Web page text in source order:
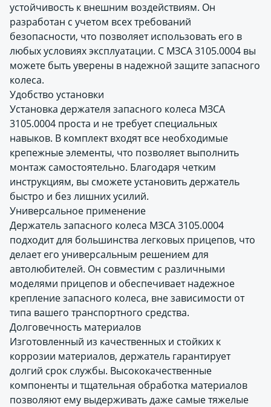
устойчивость к внешним воздействиям. Он
разработан с учетом всех требований
безопасности, что позволяет использовать его в
любых условиях эксплуатации. С МЗСА 3105.0004 вы
можете быть уверены в надежной защите запасного
колеса.
Удобство установки
Установка держателя запасного колеса МЗСА
3105.0004 проста и не требует специальных
навыков. В комплект входят все необходимые
крепежные элементы, что позволяет выполнить
монтаж самостоятельно. Благодаря четким
инструкциям, вы сможете установить держатель
быстро и без лишних усилий.
Универсальное применение
Держатель запасного колеса МЗСА 3105.0004
подходит для большинства легковых прицепов, что
делает его универсальным решением для
автолюбителей. Он совместим с различными
моделями прицепов и обеспечивает надежное
крепление запасного колеса, вне зависимости от
типа вашего транспортного средства.
Долговечность материалов
Изготовленный из качественных и стойких к
коррозии материалов, держатель гарантирует
долгий срок службы. Высококачественные
компоненты и тщательная обработка материалов
позволяют ему выдерживать даже самые тяжелые